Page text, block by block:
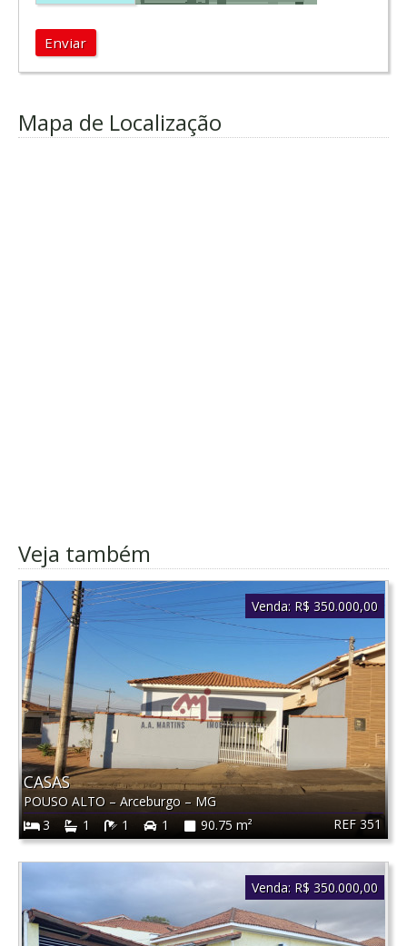
Enviar
Mapa de Localização
Veja também
REF 351
CASAS
POUSO ALTO – Arceburgo – MG
3
1 1 1 90.75 m²
Venda: R$ 350.000,00
Venda: R$ 350.000,00